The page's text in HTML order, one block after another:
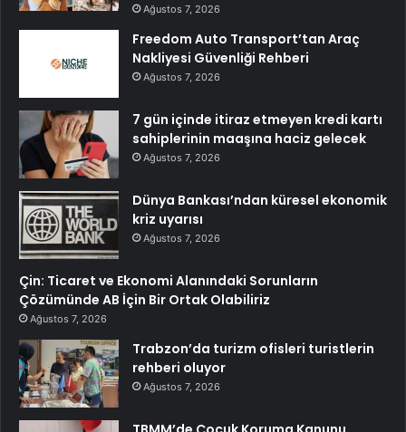
Ağustos 7, 2026
Freedom Auto Transport’tan Araç
Nakliyesi Güvenliği Rehberi
Ağustos 7, 2026
7 gün içinde itiraz etmeyen kredi kartı
sahiplerinin maaşına haciz gelecek
Ağustos 7, 2026
Dünya Bankası’ndan küresel ekonomik
kriz uyarısı
Ağustos 7, 2026
Çin: Ticaret ve Ekonomi Alanındaki Sorunların
Çözümünde AB İçin Bir Ortak Olabiliriz
Ağustos 7, 2026
Trabzon’da turizm ofisleri turistlerin
rehberi oluyor
Ağustos 7, 2026